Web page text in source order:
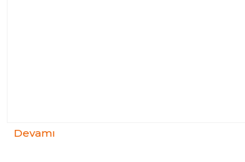
gelişme, sosyal adalet ve kişisel özgürlük
Devamı